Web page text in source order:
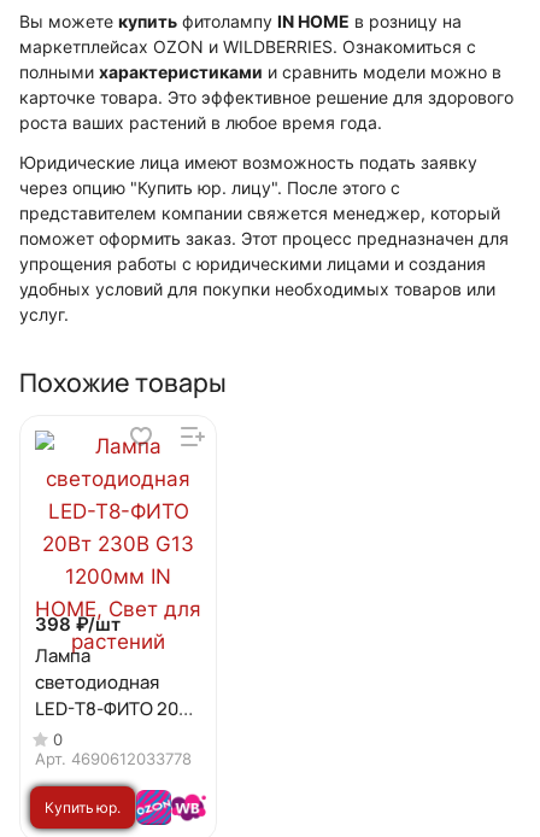
Вы можете купить фитолампу IN HOME в розницу на
маркетплейсах OZON и WILDBERRIES. Ознакомиться с
полными характеристиками и сравнить модели можно в
карточке товара. Это эффективное решение для здорового
роста ваших растений в любое время года.
Юридические лица имеют возможность подать заявку
через опцию "Купить юр. лицу". После этого с
представителем компании свяжется менеджер, который
поможет оформить заказ. Этот процесс предназначен для
упрощения работы с юридическими лицами и создания
удобных условий для покупки необходимых товаров или
услуг.
Похожие товары
398 ₽/шт
Лампа
светодиодная
LED-T8-ФИТО 20Вт
230В G13 1200мм IN
HOME
0
Арт. 4690612033778
Купить юр.